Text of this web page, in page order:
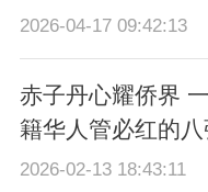
2026-04-17 09:42:13
赤子丹心耀侨界
籍华人管必红的
2026-02-13 18:43:11